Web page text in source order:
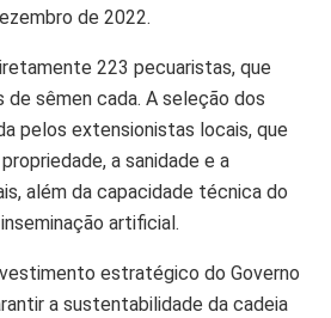
de 2022.
223 pecuaristas, que
sêmen cada. A seleção dos
pelos extensionistas locais, que
a sanidade e a
além da capacidade técnica do
artificial.
estratégico do Governo
a sustentabilidade da cadeia